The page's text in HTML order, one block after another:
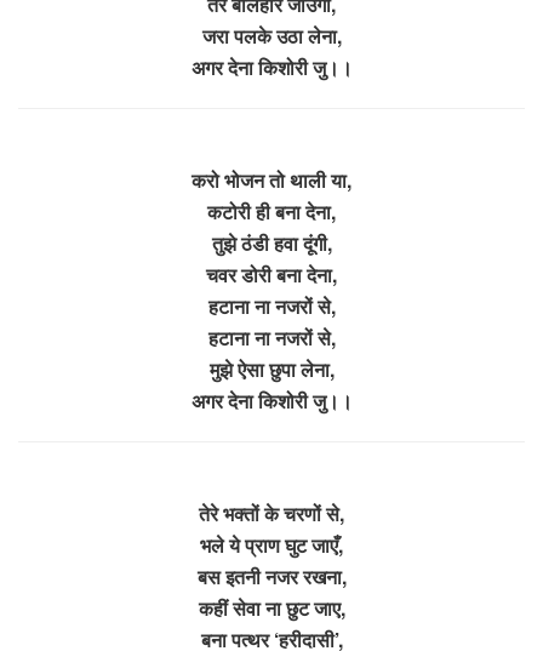
जरा पलके उठा लेना,
अगर देना किशोरी जु।।
करो भोजन तो थाली या,
कटोरी ही बना देना,
तुझे ठंडी हवा दूंगी,
चवर डोरी बना देना,
हटाना ना नजरों से,
हटाना ना नजरों से,
मुझे ऐसा छुपा लेना,
अगर देना किशोरी जु।।
तेरे भक्तों के चरणों से,
भले ये प्राण घुट जाएँ,
बस इतनी नजर रखना,
कहीं सेवा ना छुट जाए,
बना पत्थर ‘हरीदासी’,